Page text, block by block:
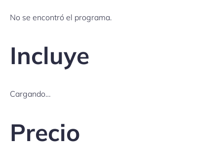
No se encontró el programa.
Incluye
Cargando…
Precio